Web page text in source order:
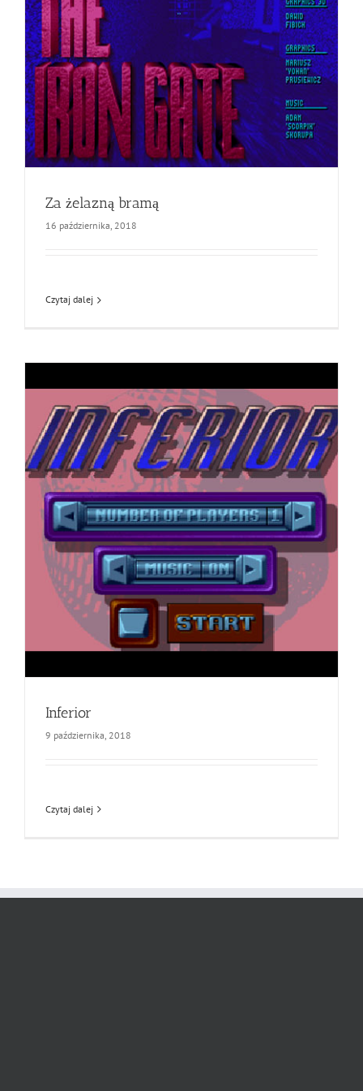
Za żelazną bramą
16 października, 2018
Czytaj dalej
Inferior
9 października, 2018
Czytaj dalej